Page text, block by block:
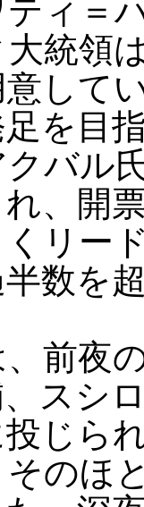
ィ＝
統領
して
を目
バル
、開
リー
数を
前夜
スシ
じら
のほ